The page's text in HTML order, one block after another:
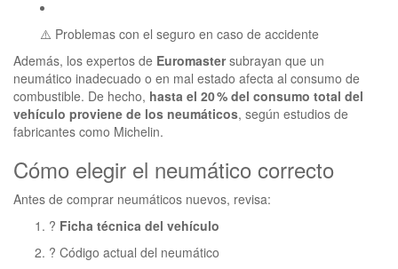
⚠️ Problemas con el seguro en caso de accidente
Además, los expertos de Euromastersubrayan que un
neumático inadecuado o en mal estado afecta al consumo de
combustible. De hecho, hasta el 20 % del consumo total del
vehículo proviene de los neumáticos, según estudios de
fabricantes como Michelin.
Cómo elegir el neumático correcto
Antes de comprar neumáticos nuevos, revisa:
? Ficha técnica del vehículo
? Código actual del neumático